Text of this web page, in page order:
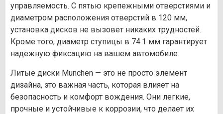
управляемость. С пятью крепежными отверстиями и
диаметром расположения отверстий в 120 мм,
установка дисков не вызовет никаких трудностей.
Кроме того, диаметр ступицы в 74.1 мм гарантирует
надежную фиксацию на вашем автомобиле.
Литые диски Munchen — это не просто элемент
дизайна, это важная часть, которая влияет на
безопасность и комфорт вождения. Они легкие,
прочные и устойчивые к коррозии, что делает их